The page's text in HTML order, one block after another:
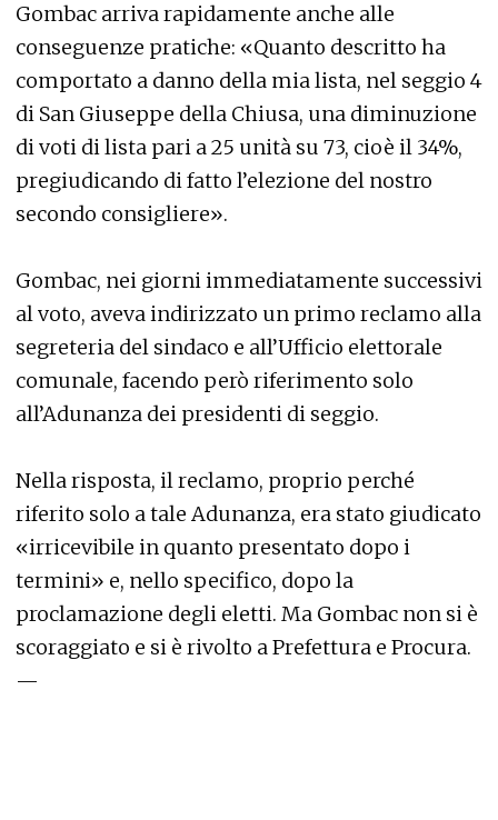
Gombac arriva rapidamente anche alle
conseguenze pratiche: «Quanto descritto ha
comportato a danno della mia lista, nel seggio 4
di San Giuseppe della Chiusa, una diminuzione
di voti di lista pari a 25 unità su 73, cioè il 34%,
pregiudicando di fatto l’elezione del nostro
secondo consigliere».
Gombac, nei giorni immediatamente successivi
al voto, aveva indirizzato un primo reclamo alla
segreteria del sindaco e all’Ufficio elettorale
comunale, facendo però riferimento solo
all’Adunanza dei presidenti di seggio.
Nella risposta, il reclamo, proprio perché
riferito solo a tale Adunanza, era stato giudicato
«irricevibile in quanto presentato dopo i
termini» e, nello specifico, dopo la
proclamazione degli eletti. Ma Gombac non si è
scoraggiato e si è rivolto a Prefettura e Procura.
—